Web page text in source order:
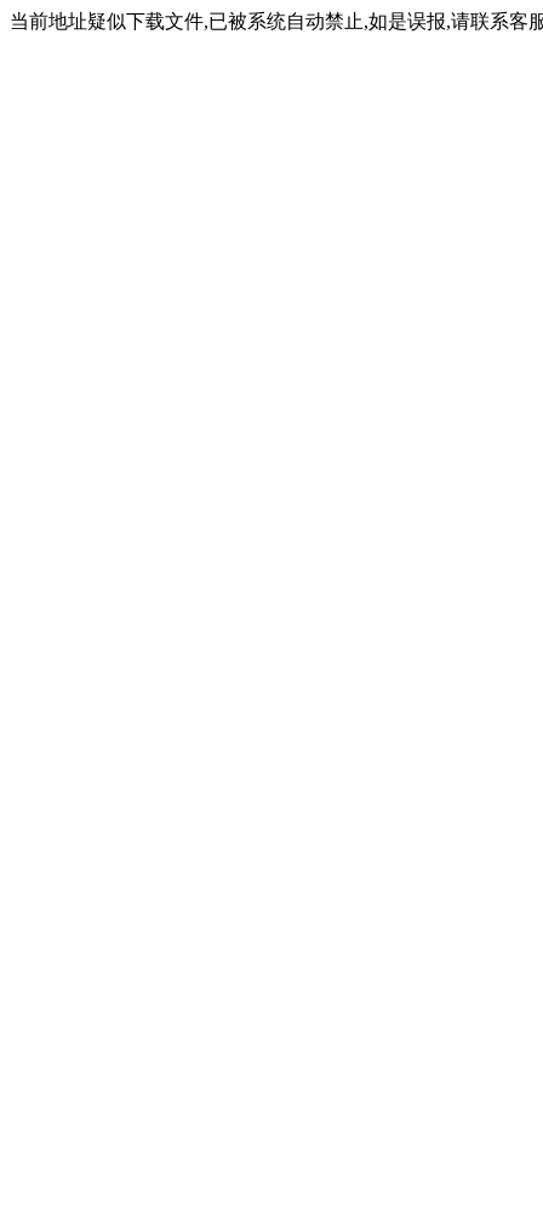
当前地址疑似下载文件,已被系统自动禁止,如是误报,请联系客